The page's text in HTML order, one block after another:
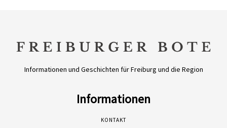
Informationen und Geschichten für Freiburg und die Region
Informationen
KONTAKT